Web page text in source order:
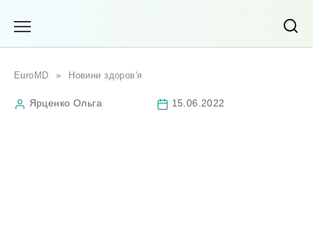
EuroMD » Новини здоров'я
Ярценко Ольга 15.06.2022